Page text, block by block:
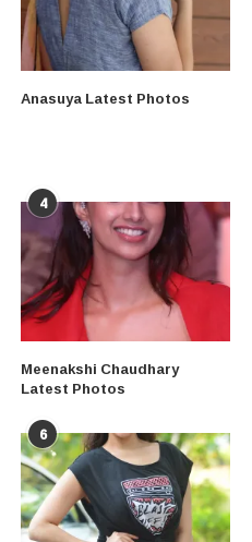
Anasuya Latest Photos
4
Meenakshi Chaudhary
Latest Photos
6